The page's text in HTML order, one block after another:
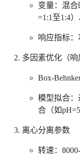
变量：混合
=1:1至1:4）
响应指标：
多因素优化（响
Box-
模型拟合：
合（如
离心分离参数
转速：